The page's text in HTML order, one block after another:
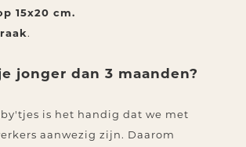
15x20 cm.
.
jonger dan 3 maanden?
is het handig dat we met
aanwezig zijn. Daarom